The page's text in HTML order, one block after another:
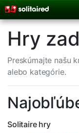
Hry
Preskúmajte našu
alebo kategórie.
Solitaire hry